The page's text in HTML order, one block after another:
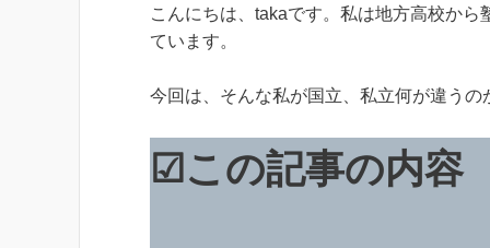
こんにちは、takaです。私は地方高校か
ています。
今回は、そんな私が国立、私立何が違うの
☑この記事の内容